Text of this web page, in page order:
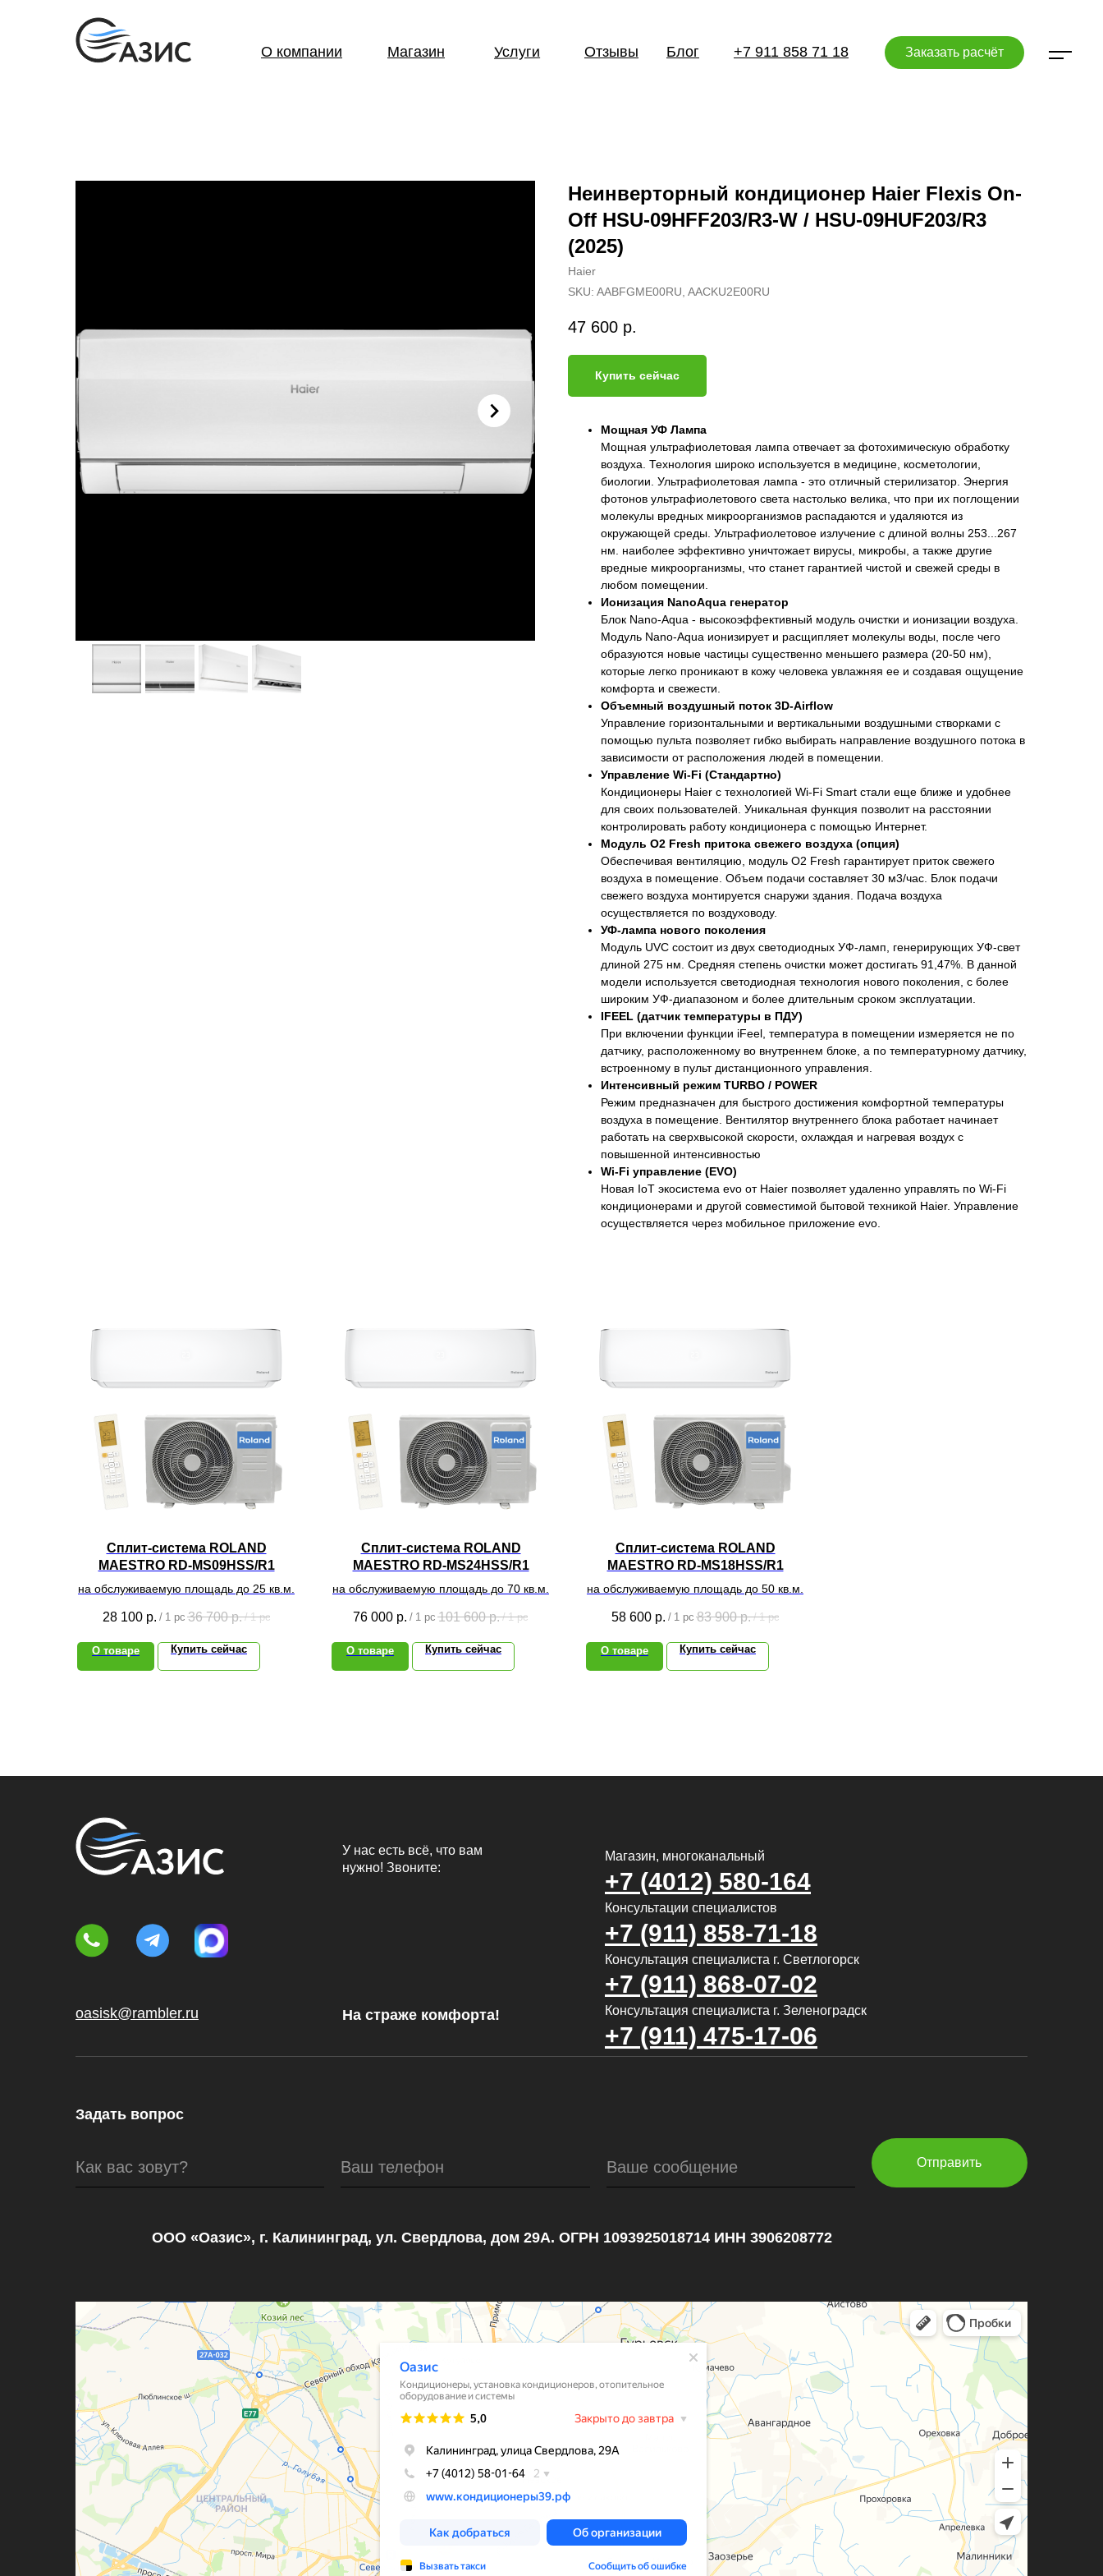
Услуги
О компании +7 911 858 71 18 Заказать расчёт
Отзывы
Магазин Блог
Неинверторный кондиционер Haier Flexis On-
Off HSU-09HFF203/R3-W / HSU-09HUF203/R3
(2025)
Haier
SKU: AABFGME00RU, AACKU2E00RU
47 600 р.
Купить сейчас
Мощная УФ Лампа
Мощная ультрафиолетовая лампа отвечает за фотохимическую обработку
воздуха. Технология широко используется в медицине, косметологии,
биологии. Ультрафиолетовая лампа - это отличный стерилизатор. Энергия
фотонов ультрафиолетового света настолько велика, что при их поглощении
молекулы вредных микроорганизмов распадаются и удаляются из
окружающей среды. Ультрафиолетовое излучение с длиной волны 253...267
нм. наиболее эффективно уничтожает вирусы, микробы, а также другие
вредные микроорганизмы, что станет гарантией чистой и свежей среды в
любом помещении.
Ионизация NanoAqua генератор
Блок Nano-Aqua - высокоэффективный модуль очистки и ионизации воздуха.
Модуль Nano-Aqua ионизирует и расщипляет молекулы воды, после чего
образуются новые частицы существенно меньшего размера (20-50 нм),
которые легко проникают в кожу человека увлажняя ее и создавая ощущение
комфорта и свежести.
Объемный воздушный поток 3D-Airflow
Управление горизонтальными и вертикальными воздушными створками с
помощью пульта позволяет гибко выбирать направление воздушного потока в
зависимости от расположения людей в помещении.
Управление Wi-Fi (Стандартно)
Кондиционеры Haier с технологией Wi-Fi Smart стали еще ближе и удобнее
для своих пользователей. Уникальная функция позволит на расстоянии
контролировать работу кондиционера с помощью Интернет.
Модуль O2 Fresh притока свежего воздуха (опция)
Обеспечивая вентиляцию, модуль O2 Fresh гарантирует приток свежего
воздуха в помещение. Объем подачи составляет 30 м3/час. Блок подачи
свежего воздуха монтируется снаружи здания. Подача воздуха
осуществляется по воздуховоду.
УФ-лампа нового поколения
Модуль UVC состоит из двух светодиодных УФ-ламп, генерирующих УФ-свет
длиной 275 нм. Средняя степень очистки может достигать 91,47%. В данной
модели используется светодиодная технология нового поколения, с более
широким УФ-диапазоном и более длительным сроком эксплуатации.
IFEEL (датчик температуры в ПДУ)
При включении функции iFeel, температура в помещении измеряется не по
датчику, расположенному во внутреннем блоке, а по температурному датчику,
встроенному в пульт дистанционного управления.
Интенсивный режим TURBO / POWER
Режим предназначен для быстрого достижения комфортной температуры
воздуха в помещение. Вентилятор внутреннего блока работает начинает
работать на сверхвысокой скорости, охлаждая и нагревая воздух с
повышенной интенсивностью
Wi-Fi управление (EVO)
Новая IoT экосистема evo от Haier позволяет удаленно управлять по Wi-Fi
кондиционерами и другой совместимой бытовой техникой Haier. Управление
осуществляется через мобильное приложение evo.
Сплит-система ROLAND
MAESTRO RD-MS09HSS/R1
на обслуживаемую площадь до 25 кв.м.
28 100 р. / 1 pc 36 700 р. / 1 pc
О товаре Купить сейчас
Сплит-система ROLAND
MAESTRO RD-MS24HSS/R1
на обслуживаемую площадь до 70 кв.м.
76 000 р. / 1 pc 101 600 р. / 1 pc
О товаре Купить сейчас
Сплит-система ROLAND
MAESTRO RD-MS18HSS/R1
на обслуживаемую площадь до 50 кв.м.
58 600 р. / 1 pc 83 900 р. / 1 pc
О товаре Купить сейчас
Как вас зовут? Ваш телефон Ваше сообщение Отправить
oasisk@rambler.ru
У нас есть всё, что вам
нужно! Звоните:
На страже комфорта!
Магазин, многоканальный
Консультация специалиста г. Светлогорск
Консультация специалиста г. Зеленоградск
Консультации специалистов
+7 (911) 858-71-18
+7 (911) 475-17-06
+7 (911) 868-07-02
+7 (4012) 580-164
Задать вопрос
ООО «Оазис», г. Калининград, ул. Свердлова, дом 29А. ОГРН 1093925018714 ИНН 3906208772